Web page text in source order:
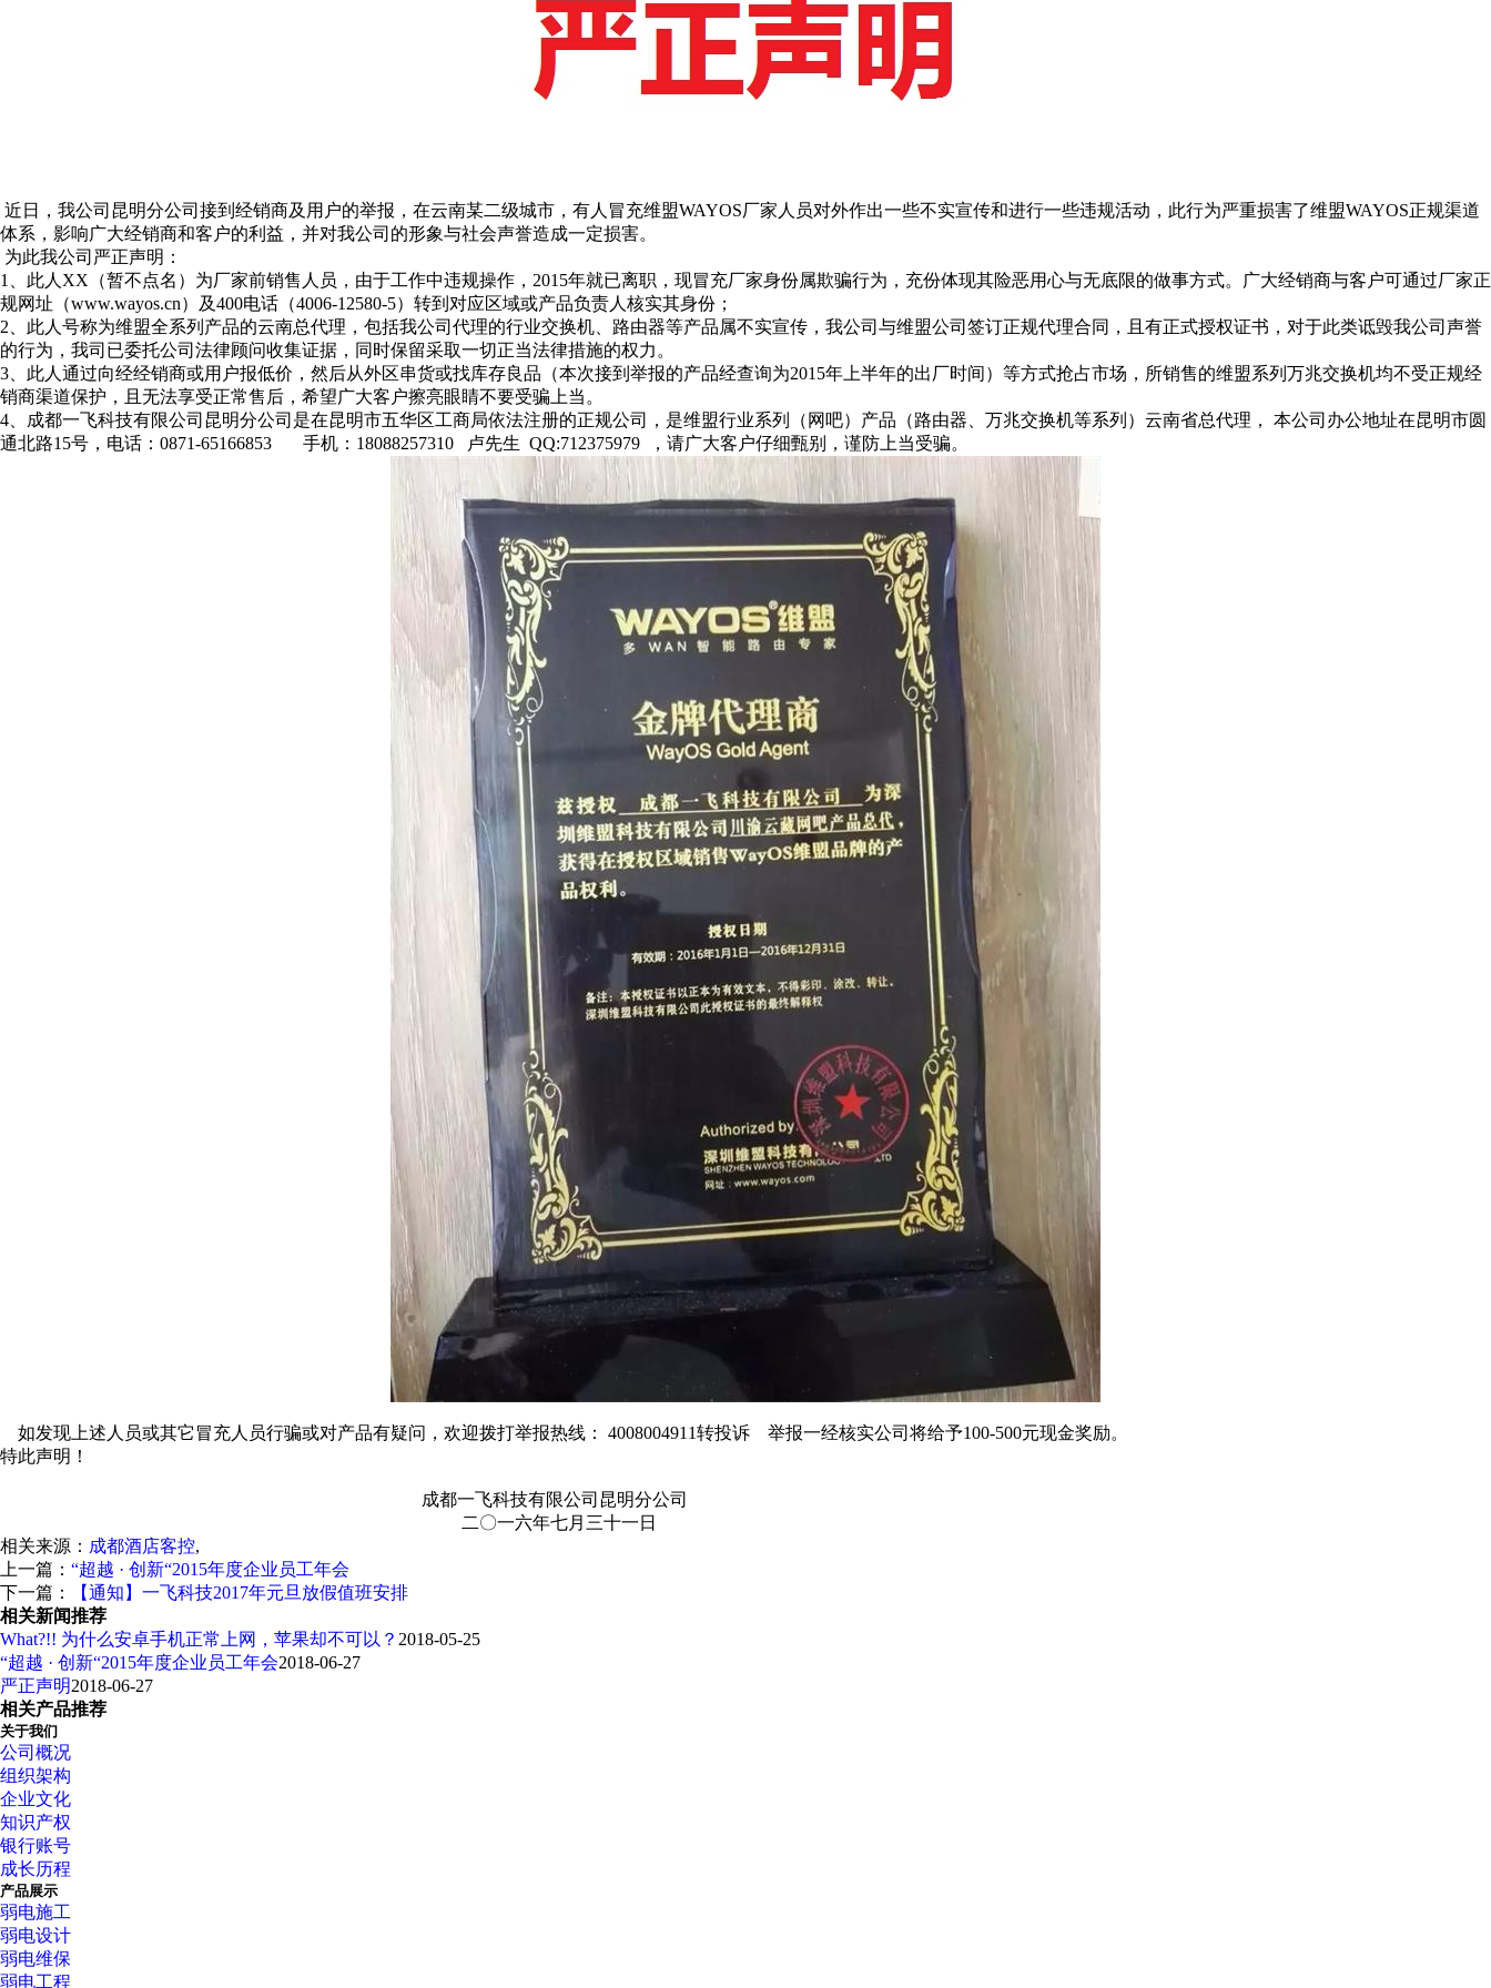
近日，我公司昆明分公司接到经销商及用户的举报，在云南某二级城市，有人冒充维盟WAYOS厂家人员对外作出一些不实宣传和进行一些违规活动，此行为严重损害了维盟WAYOS正规渠道
体系，影响广大经销商和客户的利益，并对我公司的形象与社会声誉造成一定损害。
为此我公司严正声明：
1、此人XX（暂不点名）为厂家前销售人员，由于工作中违规操作，2015年就已离职，现冒充厂家身份属欺骗行为，充份体现其险恶用心与无底限的做事方式。广大经销商与客户可通过厂家正
规网址（www.wayos.cn）及400电话（4006-12580-5）转到对应区域或产品负责人核实其身份；
2、此人号称为维盟全系列产品的云南总代理，包括我公司代理的行业交换机、路由器等产品属不实宣传，我公司与维盟公司签订正规代理合同，且有正式授权证书，对于此类诋毁我公司声誉
的行为，我司已委托公司法律顾问收集证据，同时保留采取一切正当法律措施的权力。
3、此人通过向经经销商或用户报低价，然后从外区串货或找库存良品（本次接到举报的产品经查询为2015年上半年的出厂时间）等方式抢占市场，所销售的维盟系列万兆交换机均不受正规经
销商渠道保护，且无法享受正常售后，希望广大客户擦亮眼睛不要受骗上当。
4、成都一飞科技有限公司昆明分公司是在昆明市五华区工商局依法注册的正规公司，是维盟行业系列（网吧）产品（路由器、万兆交换机等系列）云南省总代理， 本公司办公地址在昆明市圆
通北路15号，电话：0871-65166853 手机：18088257310 卢先生 QQ:712375979 ，请广大客户仔细甄别，谨防上当受骗。
如发现上述人员或其它冒充人员行骗或对产品有疑问，欢迎拨打举报热线： 4008004911转投诉 举报一经核实公司将给予100-500元现金奖励。
特此声明！
成都一飞科技有限公司昆明分公司
二〇一六年七月三十一日
相关来源： 成都酒店客控,
上一篇： “超越 · 创新“2015年度企业员工年会
下一篇：
【通知】一飞科技2017年元旦放假值班安排
相关新闻推荐
What?!! 为什么安卓手机正常上网，苹果却不可以？ 2018-05-25
“超越 · 创新“2015年度企业员工年会2018-06-27
严正声明2018-06-27
相关产品推荐
关于我们
公司概况
组织架构
企业文化
知识产权
银行账号
成长历程
产品展示
弱电施工
弱电设计
弱电维保
弱电工程